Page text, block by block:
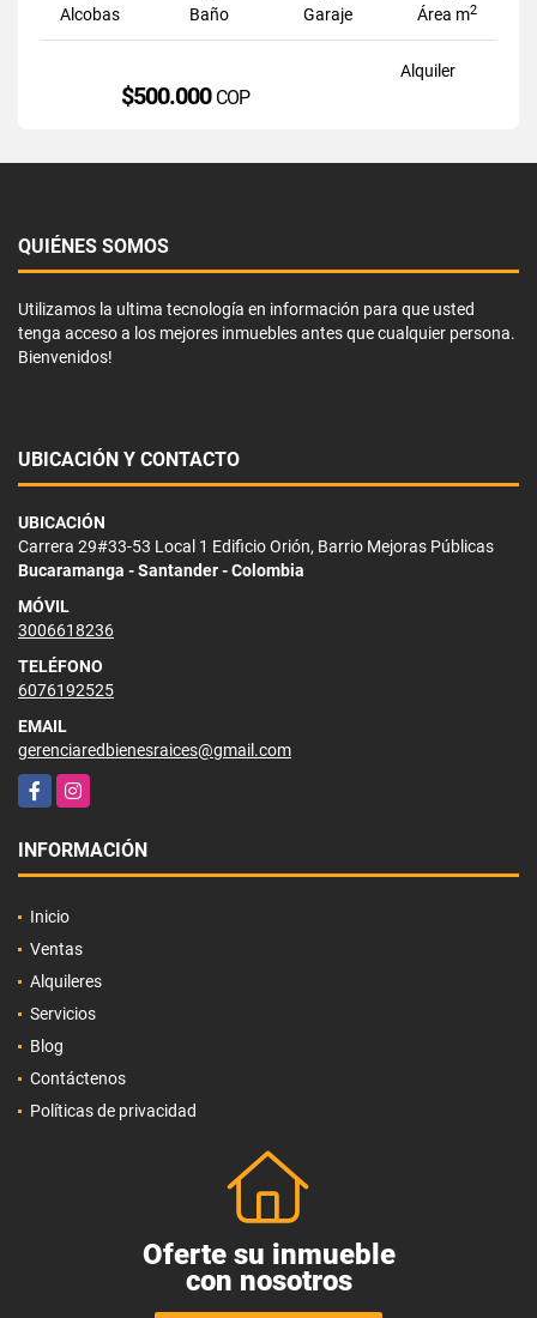
Alcobas Baño Garaje Área m2
Alquiler
$500.000 COP
QUIÉNES SOMOS
Utilizamos la ultima tecnología en información para que usted
tenga acceso a los mejores inmuebles antes que cualquier persona.
Bienvenidos!
UBICACIÓN Y CONTACTO
UBICACIÓN
Carrera 29#33-53 Local 1 Edificio Orión, Barrio Mejoras Públicas
Bucaramanga - Santander - Colombia
MÓVIL
3006618236
TELÉFONO
6076192525
EMAIL
gerenciaredbienesraices@gmail.com
FacebookInstagram
INFORMACIÓN
Inicio
Ventas
Alquileres
Servicios
Blog
Contáctenos
Políticas de privacidad
Oferte su inmueble
con nosotros